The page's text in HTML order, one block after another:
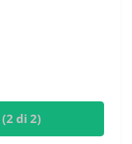
(2 di 2)